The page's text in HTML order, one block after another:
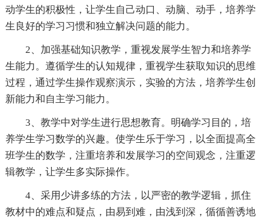
动学生的积极性，让学生自己动口、动脑、动手，培养学
生良好的学习习惯和独立解决问题的能力。
2、加强基础知识教学，重视发展学生智力和培养学
生能力。遵循学生的认知规律，重视学生获取知识的思维
过程，通过学生操作观察演示，实验的方法，培养学生创
新能力和自主学习能力。
3、教学中对学生进行思想教育。明确学习目的，培
养学生学习数学的兴趣。使学生乐于学习，以全面提高全
班学生的数学，注重培养和发展学习的空间观念，注重逻
辑教学，让学生多实际操作。
4、采用少讲多练的方法，以严密的教学逻辑，抓住
教材中的难点和疑点，由易到难，由浅到深，循循善诱地